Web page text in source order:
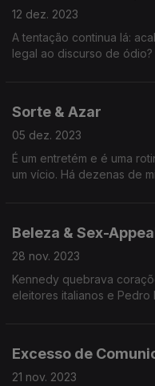
12 dez. 2023
A tentação continua lá:
legal ao discurso de
Sorte & Azar
05 dez. 2023
É um entretém e é uma
um vício. Há dezenas de
Beleza & Sex-
28 nov. 2023
Kennedy quebrava
eleitores italianos e Pedro
Excesso de
21 nov. 2023